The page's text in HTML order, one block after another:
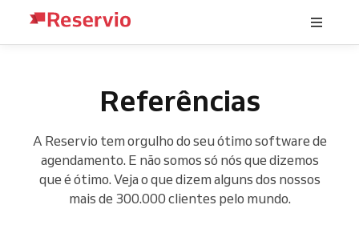
Referências
A Reservio tem orgulho do seu ótimo software de
agendamento. E não somos só nós que dizemos
que é ótimo. Veja o que dizem alguns dos nossos
mais de 300.000 clientes pelo mundo.